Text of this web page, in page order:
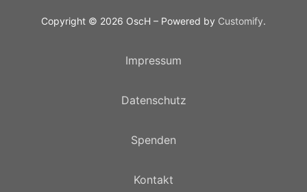
Copyright © 2026 OscH – Powered by Customify.
Impressum
Datenschutz
Spenden
Kontakt